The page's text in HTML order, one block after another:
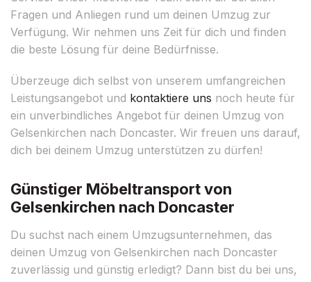
Fragen und Anliegen rund um deinen Umzug zur
Verfügung. Wir nehmen uns Zeit für dich und finden
die beste Lösung für deine Bedürfnisse.
Überzeuge dich selbst von unserem umfangreichen
Leistungsangebot und kontaktiere uns noch heute für
ein unverbindliches Angebot für deinen Umzug von
Gelsenkirchen nach Doncaster. Wir freuen uns darauf,
dich bei deinem Umzug unterstützen zu dürfen!
Günstiger Möbeltransport von
Gelsenkirchen nach Doncaster
Du suchst nach einem Umzugsunternehmen, das
deinen Umzug von Gelsenkirchen nach Doncaster
zuverlässig und günstig erledigt? Dann bist du bei uns,